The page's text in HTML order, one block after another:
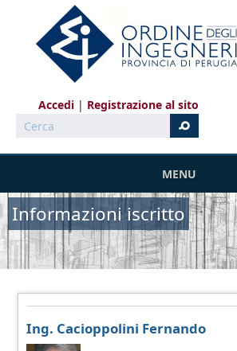
Salta al contenuto principale
Accedi
Registrazione al sito
Cerca
MENU
Informazioni iscritto
Ing. Cacioppolini Fernando